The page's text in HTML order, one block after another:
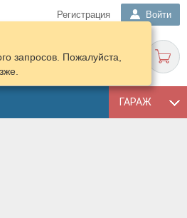
Регистрация Войти
ГАРАЖ
запросов. Пожалуйста,